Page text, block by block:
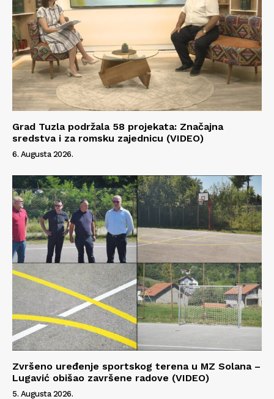
Grad Tuzla podržala 58 projekata: Značajna
sredstva i za romsku zajednicu (VIDEO)
6. Augusta 2026.
Zvršeno uređenje sportskog terena u MZ Solana –
Lugavić obišao završene radove (VIDEO)
5. Augusta 2026.